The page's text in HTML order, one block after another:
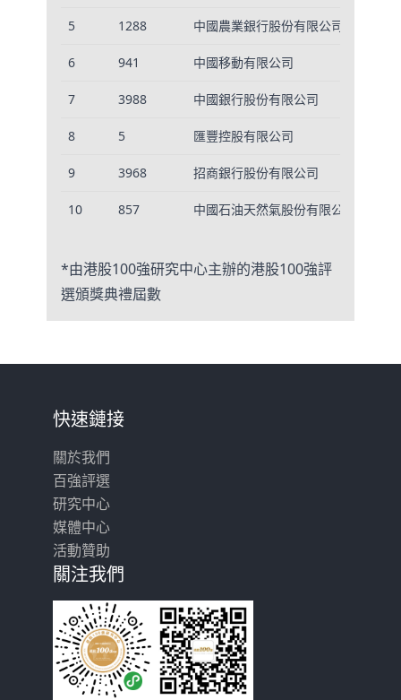
5 1288 中國農業銀行股份有限公司 - H股
6 941 中國移動有限公司
7 3988 中國銀行股份有限公司
8 5 匯豐控股有限公司
9 3968 招商銀行股份有限公司
10 857 中國石油天然氣股份有限公司 - H股
*由港股100強研究中心主辦的港股100強評
選頒獎典禮屆數
快速鏈接
關於我們
百強評選
研究中心
媒體中心
活動贊助
關注我們